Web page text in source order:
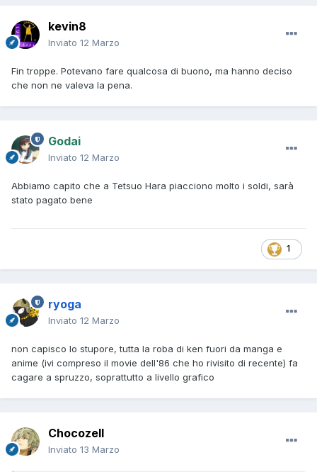
kevin8
Inviato 12 Marzo
Fin troppe. Potevano fare qualcosa di buono, ma hanno deciso
che non ne valeva la pena.
Godai
Inviato 12 Marzo
Abbiamo capito che a Tetsuo Hara piacciono molto i soldi, sarà
stato pagato bene
1
ryoga
Inviato 12 Marzo
non capisco lo stupore, tutta la roba di ken fuori da manga e
anime (ivi compreso il movie dell'86 che ho rivisito di recente) fa
cagare a spruzzo, soprattutto a livello grafico
Chocozell
Inviato 13 Marzo